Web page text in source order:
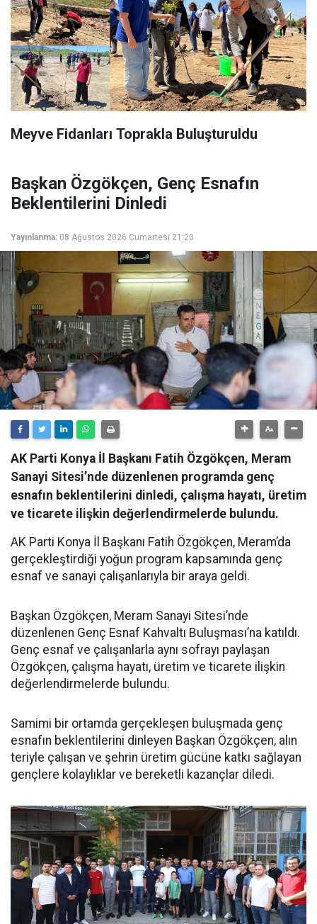
Meyve Fidanları Toprakla Buluşturuldu
Başkan Özgökçen, Genç Esnafın
Beklentilerini Dinledi
Yayınlanma: 08 Ağustos 2026 Cumartesi 21:20
AK Parti Konya İl Başkanı Fatih Özgökçen, Meram
Sanayi Sitesi’nde düzenlenen programda genç
esnafın beklentilerini dinledi, çalışma hayatı, üretim
ve ticarete ilişkin değerlendirmelerde bulundu.
AK Parti Konya İl Başkanı Fatih Özgökçen, Meram’da
gerçekleştirdiği yoğun program kapsamında genç
esnaf ve sanayi çalışanlarıyla bir araya geldi.
Başkan Özgökçen, Meram Sanayi Sitesi’nde
düzenlenen Genç Esnaf Kahvaltı Buluşması’na katıldı.
Genç esnaf ve çalışanlarla aynı sofrayı paylaşan
Özgökçen, çalışma hayatı, üretim ve ticarete ilişkin
değerlendirmelerde bulundu.
Samimi bir ortamda gerçekleşen buluşmada genç
esnafın beklentilerini dinleyen Başkan Özgökçen, alın
teriyle çalışan ve şehrin üretim gücüne katkı sağlayan
gençlere kolaylıklar ve bereketli kazançlar diledi.